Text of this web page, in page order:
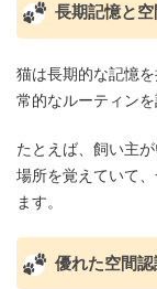
長期記憶と
猫は長期的な記憶
常的なルーティン
たとえば、飼い主
場所を覚えていて
ます。
優れた空間